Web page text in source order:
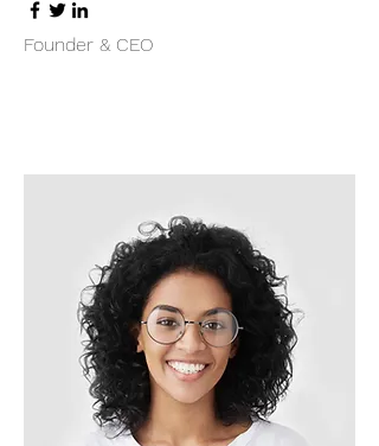
Founder & CEO